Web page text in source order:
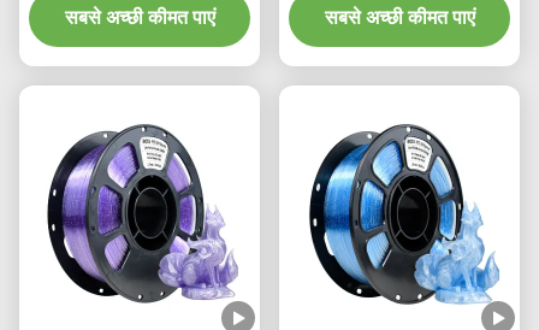
सबसे अच्छी कीमत पाएं
फिलामेंट,1.75 मिमी आयामी
सटीकता +/- 0.02 मिमी, 320
सबसे अच्छी कीमत पाएं